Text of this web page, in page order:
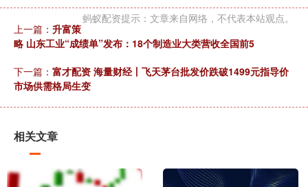
蚂蚁配资提示：文章来自网络，不代表本站观点。
上一篇： 升富策
略 山东工业“成绩单”发布：18个制造业大类营收全国前5
下一篇： 富才配资 海量财经丨飞天茅台批发价跌破1499元指导价
市场供需格局生变
相关文章